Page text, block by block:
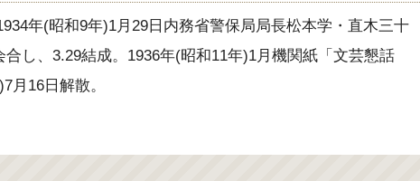
年(昭和9年)1月29日内務省警保局局長松本学・直木三十
し、3.29結成。1936年(昭和11年)1月機関紙「文芸懇話
月16日解散。